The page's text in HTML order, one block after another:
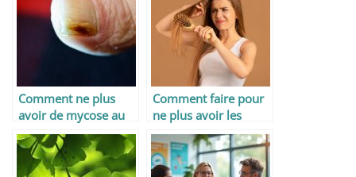
Comment ne plus
avoir de mycose au
pied ?
Comment faire pour
ne plus avoir les
cheveux secs ?